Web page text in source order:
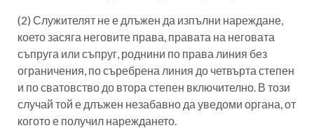
(2) Служителят не е длъжен да изпълни нареждане,
което засяга неговите права, правата на неговата
съпруга или съпруг, роднини по права линия без
ограничения, по съребрена линия до четвърта степен
и по сватовство до втора степен включително. В този
случай той е длъжен незабавно да уведоми органа, от
когото е получил нареждането.